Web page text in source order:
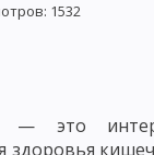
1532
— это
здоровья